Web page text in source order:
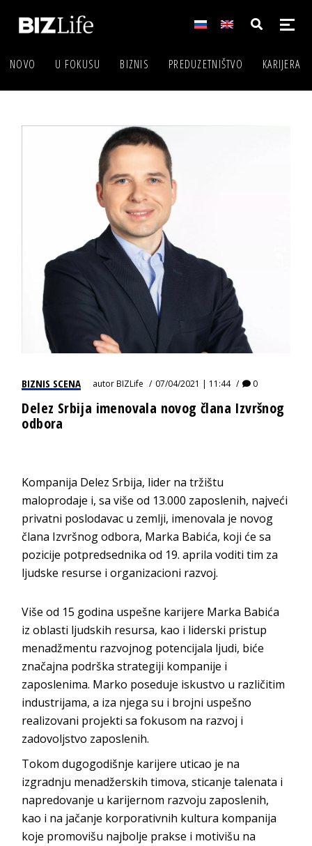
NOVO U FOKUSU BIZNIS PREDUZETNIŠTVO KARIJERA
BIZNIS SCENA autorBIZLife 07/04/2021 | 11:44 0
Delez Srbija imenovala novog člana Izvršnog
odbora
Kompanija Delez Srbija, lider na tržištu
maloprodaje i, sa više od 13.000 zaposlenih, najveći
privatni poslodavac u zemlji, imenovala je novog
člana Izvršnog odbora, Marka Babića, koji će sa
pozicije potpredsednika od 19. aprila voditi tim za
ljudske resurse i organizacioni razvoj.
Više od 15 godina uspešne karijere Marka Babića
iz oblasti ljudskih resursa, kao i liderski pristup
menadžmentu razvojnog potencijala ljudi, biće
značajna podrška strategiji kompanije i
zaposlenima. Marko poseduje iskustvo u različitim
industrijama, a iza njega su i brojni uspešno
realizovani projekti sa fokusom na razvoj i
zadovoljstvo zaposlenih.
Tokom dugogodišnje karijere uticao je na
izgradnju menadžerskih timova, sticanje talenata i
napredovanje u karijernom razvoju zaposlenih,
kao i na jačanje korporativnih kultura kompanija
koje promovišu najbolje prakse i motivišu na